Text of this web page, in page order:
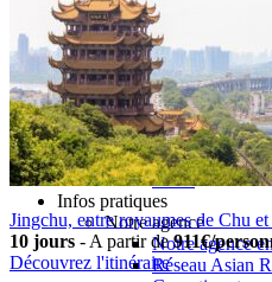
Nature et grands
Famille et
Trekking et
Luxe et
Où et quand partir ?
Printemps
Eté
Automne
Hiver
Infos pratiques
Notre agence
Notre agence
Réseau Asian
Jingchu, entre royaumes de Chu
10 jours - A partir de911€/
Découvrez l'itinéraire